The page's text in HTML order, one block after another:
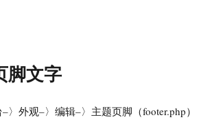
脚文字
〉外观–〉编辑–〉主题页脚（footer.php）